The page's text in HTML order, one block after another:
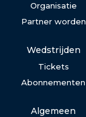
Organisatie
Partner worden
Wedstrijden
Tickets
Abonnementen
Algemeen